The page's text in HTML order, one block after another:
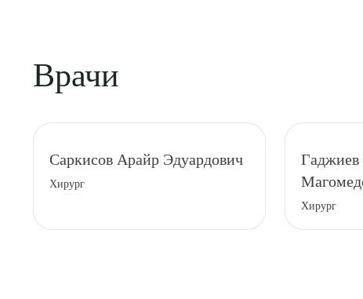
Врачи
Саркисов Арайр Эдуардович
Хирург
Гаджиев
Хирург